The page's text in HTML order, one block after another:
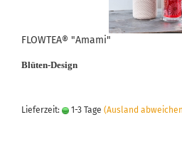
FLOWTEA® "Amami"
Blüten-Design
Lieferzeit: 1-3 Tage (Ausland